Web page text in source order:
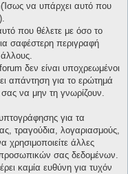
να υπάρχει αυτό που
που θέλετε με όσο το
σαφέστερη περιγραφή
δεν είναι υποχρεωμένοι
απάντηση για το ερώτημά
να μην τη γνωρίζουν.
για τα
τραγούδια, λογαριασμούς,
άλλες
σας δεδομένων.
καμία ευθύνη για τυχόν